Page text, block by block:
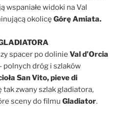
wspaniałe widoki na Val
okolicę Górę Amiata.
spacer po dolinie Val d’Orcia
polnych dróg i szlaków
San Vito, pieve di
tak zwany szlak gladiatora,
sceny do filmu Gladiator.